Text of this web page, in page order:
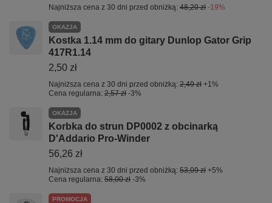
Najniższa cena z 30 dni przed obniżką: 48,20 zł -19%
OKAZJA
Kostka 1.14 mm do gitary Dunlop Gator Grip
417R1.14
2,50 zł
Najniższa cena z 30 dni przed obniżką: 2,49 zł +1%
Cena regularna: 2,57 zł -3%
OKAZJA
Korbka do strun DP0002 z obcinarką
D'Addario Pro-Winder
56,26 zł
Najniższa cena z 30 dni przed obniżką: 53,09 zł +5%
Cena regularna: 58,00 zł -3%
PROMOCJA